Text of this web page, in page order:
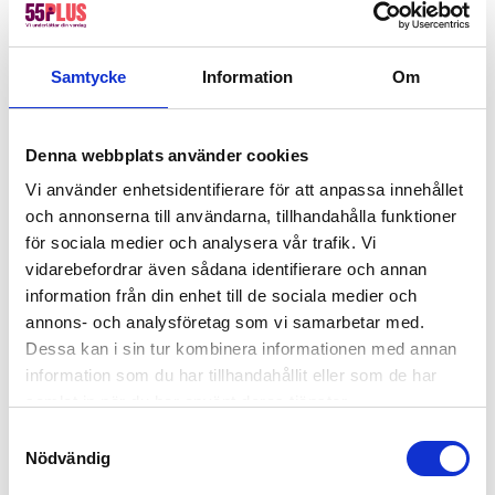
Samtycke Information Om
Denna webbplats använder cookies
Vi använder enhetsidentifierare för att anpassa innehållet
och annonserna till användarna, tillhandahålla funktioner
för sociala medier och analysera vår trafik. Vi
vidarebefordrar även sådana identifierare och annan
information från din enhet till de sociala medier och
annons- och analysföretag som vi samarbetar med.
Dessa kan i sin tur kombinera informationen med annan
information som du har tillhandahållit eller som de har
Nödvändig
Köksfläkten torkas av ordentligt.
Badrumsstädning
runt badkaret, så att inget smuts eller damm
lämnas kvar. Vi rengör kakelväggar och ventiler,
samt ser till att golvbrunnar är fria från hårrester
och annat som kan blockera avloppet. För att
undvika risken för skador brukar vi inte demontera
vattenlåset när vi rengör handfatet.
Tvättstuga och förvaring
grundligt, både in- och utvändigt, av vårt team. Vi
rengör även bakom och under maskinerna om det